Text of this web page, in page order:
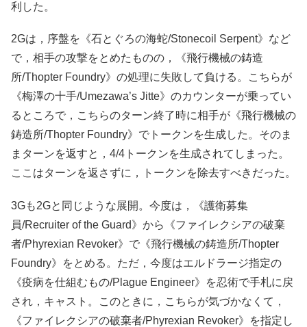
利した。
2Gは，序盤を《石とぐろの海蛇/Stonecoil Serpent》など
で，相手の攻撃をとめたものの，《飛行機械の鋳造
所/Thopter Foundry》の処理に失敗して負ける。こちらが
《梅澤の十手/Umezawa’s Jitte》のカウンターが乗ってい
るところで，こちらのターン終了時に相手が《飛行機械の
鋳造所/Thopter Foundry》でトークンを生成した。そのま
まターンを返すと，4/4トークンを生成されてしまった。
ここはターンを返さずに，トークンを除去すべきだった。
3Gも2Gと同じような展開。今度は，《護衛募集
員/Recruiter of the Guard》から《ファイレクシアの破棄
者/Phyrexian Revoker》で《飛行機械の鋳造所/Thopter
Foundry》をとめる。ただ，今度はエルドラージ指定の
《疫病を仕組むもの/Plague Engineer》を忍術で手札に戻
され，キャスト。このときに，こちらが気づかなくて，
《ファイレクシアの破棄者/Phyrexian Revoker》を指定し